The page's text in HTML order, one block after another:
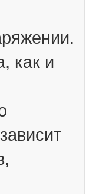
как и